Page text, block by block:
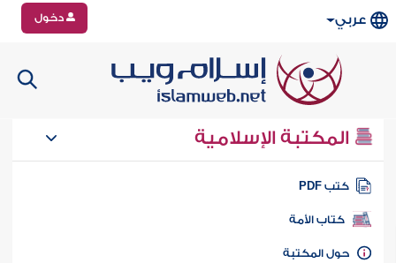
عربي دخول
المكتبة الإسلامية
كتب PDF
كتاب الأمة